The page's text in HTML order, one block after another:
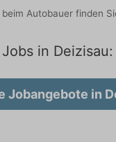
beim Autobauer finden
in
Jobangebote in